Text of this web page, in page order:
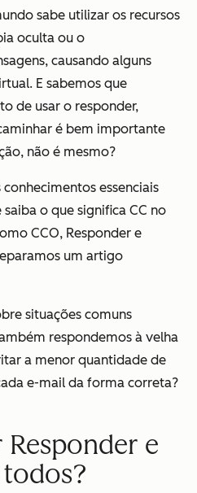
sabe utilizar os recursos
oculta ou o
causando alguns
E sabemos que
de usar o responder,
é bem importante
não é mesmo?
essenciais
o que significa CC no
CCO, Responder e
um artigo
situações comuns
respondemos à velha
a menor quantidade de
e-mail da forma correta?
e